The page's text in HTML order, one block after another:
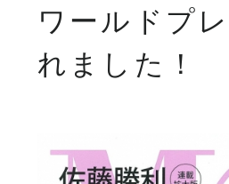
ワールドプ
れました！